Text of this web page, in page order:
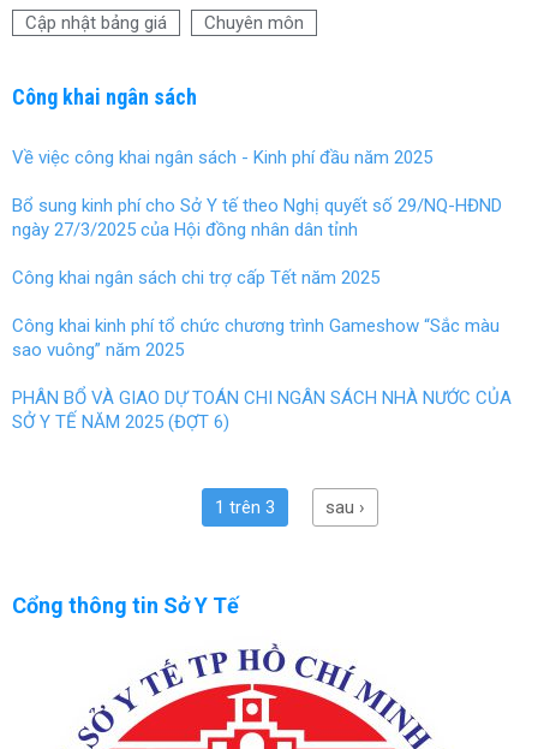
Cập nhật bảng giá
Chuyên môn
Công khai ngân sách
Về việc công khai ngân sách - Kinh phí đầu năm 2025
Bổ sung kinh phí cho Sở Y tế theo Nghị quyết số 29/NQ-HĐND
ngày 27/3/2025 của Hội đồng nhân dân tỉnh
Công khai ngân sách chi trợ cấp Tết năm 2025
Công khai kinh phí tổ chức chương trình Gameshow “Sắc màu
sao vuông” năm 2025
PHÂN BỔ VÀ GIAO DỰ TOÁN CHI NGÂN SÁCH NHÀ NƯỚC CỦA
SỞ Y TẾ NĂM 2025 (ĐỢT 6)
1 trên 3 sau ›
Cổng thông tin Sở Y Tế